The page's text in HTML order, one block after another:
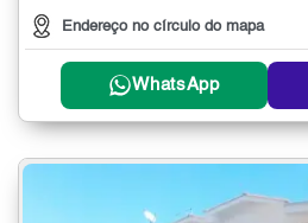
Endereço no círculo do mapa
WhatsApp